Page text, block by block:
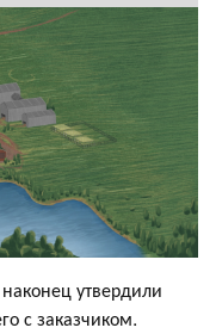
утвердили
с заказчиком.